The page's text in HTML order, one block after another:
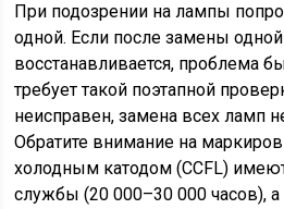
При подозрении на лампы
одной. Если после замены
восстанавливается, проблема
требует такой поэтапной
неисправен, замена всех ламп
Обратите внимание на
холодным катодом (CCFL)
службы (20 000–30 000 часов),